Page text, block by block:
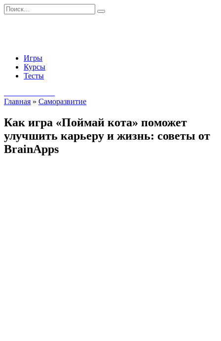
Перейти
к
Search
for:
Игры
Курсы
Тесты
Главная » Саморазвитие
Как игра «Поймай кота» поможет
улучшить карьеру и жизнь: советы от
BrainApps